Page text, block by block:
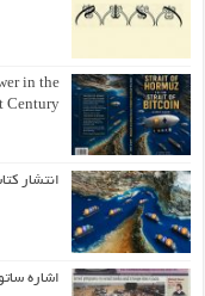
in the
Century
انتشار
اشاره